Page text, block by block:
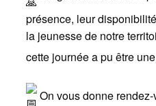
présence, leur
la jeunesse de notre
cette journée a pu être
On vous donne